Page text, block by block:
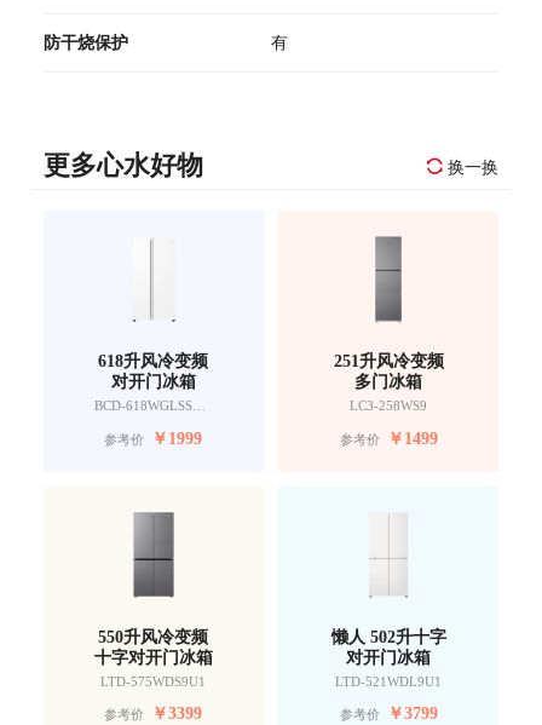
防干烧保护 有
更多心水好物 换一换
618升风冷变频
对开门冰箱
BCD-618WGLSSEDW9
参考价 ￥1999
251升风冷变频
多门冰箱
LC3-258WS9
参考价 ￥1499
550升风冷变频
十字对开门冰箱
LTD-575WDS9U1
参考价 ￥3399
懒人 502升十字
对开门冰箱
LTD-521WDL9U1
参考价 ￥3799